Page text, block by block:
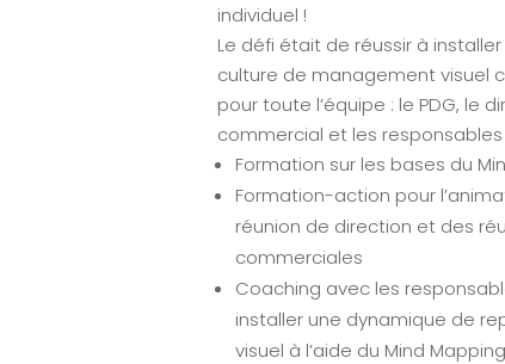
individuel !
Le défi était de réussir à
culture de management visuel
pour toute l’équipe : le PDG, le
commercial et les
Formation sur les bases du
Formation-action pour
réunion de direction et des
commerciales
Coaching avec les
installer une dynamique de
visuel à l’aide du Mind Mapping